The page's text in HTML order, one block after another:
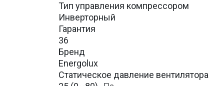
Тип управления компрессором
Инверторный
Гарантия
36
Бренд
Energolux
Статическое давление вентилятора